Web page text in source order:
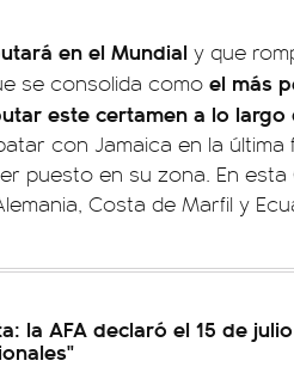
en el Mundial y que
se consolida como el más
este certamen a lo largo
con Jamaica en la última
puesto en su zona. En esta
Costa de Marfil y
la AFA declaró el 15 de